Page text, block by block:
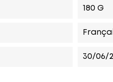
180 G
30/06/